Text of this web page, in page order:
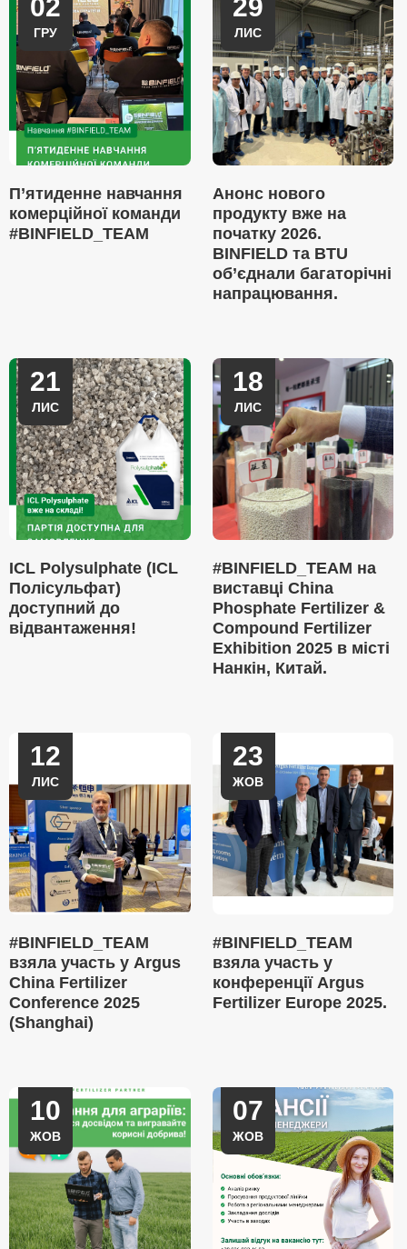
02
ГРУ
П’ятиденне навчання
комерційної команди
#BINFIELD_TEAM
29
ЛИС
Анонс нового
продукту вже на
початку 2026.
BINFIELD та BTU
об’єднали багаторічні
напрацювання.
21
ЛИС
ICL Polysulphate (ICL
Полісульфат)
доступний до
відвантаження!
18
ЛИС
#BINFIELD_TEAM на
виставці China
Phosphate Fertilizer &
Compound Fertilizer
Exhibition 2025 в місті
Нанкін, Китай.
12
ЛИС
#BINFIELD_TEAM
взяла участь у Argus
China Fertilizer
Conference 2025
(Shanghai)
23
ЖОВ
#BINFIELD_TEAM
взяла участь у
конференції Argus
Fertilizer Europe 2025.
10
ЖОВ
07
ЖОВ